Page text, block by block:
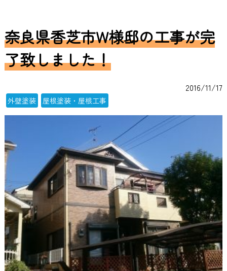
奈良県香芝市W様邸の工事が完
了致しました！
2016/11/17
外壁塗装 屋根塗装・屋根工事